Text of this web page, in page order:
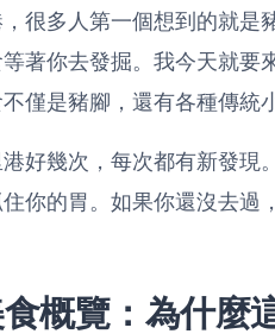
很多人第一個想到的就是
著你去發掘。我今天就要
僅是豬腳，還有各種傳統
好幾次，每次都有新發現
你的胃。如果你還沒去過
概覽：為什麼